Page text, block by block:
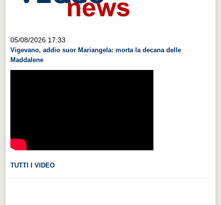
Eventi
Eventi
Guida turistica rapida
Guida turistica rapida
05/08/2026 17:33
Vigevano, addio suor Mariangela: morta la decana delle
Maddalene
TUTTI I VIDEO